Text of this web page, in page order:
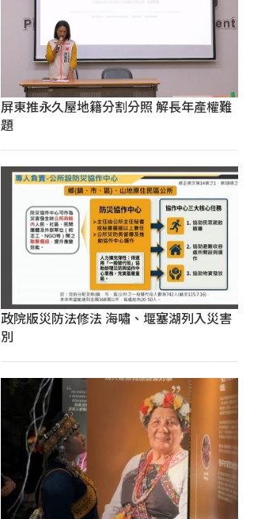
屏東推永久屋地籍分割分照 解長年產權難
題
政院版災防法修法 海嘯、堰塞湖列入災害
別